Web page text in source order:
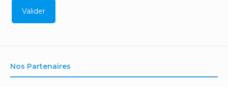
Nos Partenaires